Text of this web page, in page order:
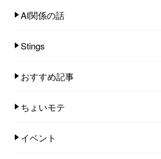
AI関係の話
Stings
おすすめ記事
ちょいモテ
イベント